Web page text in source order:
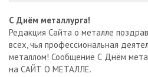
С Днём металлурга!
Редакция Сайта о металле
всех, чья профессиональная
металлом! Сообщение С Днём
на САЙТ О МЕТАЛЛЕ.